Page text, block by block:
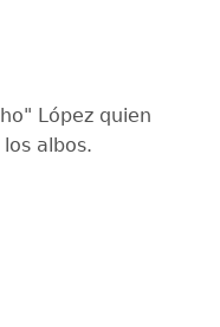
López quien
albos.